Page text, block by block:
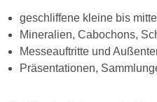
geschliffene kleine bis
Mineralien, Cabochons,
Messeauftritte und
Präsentationen,